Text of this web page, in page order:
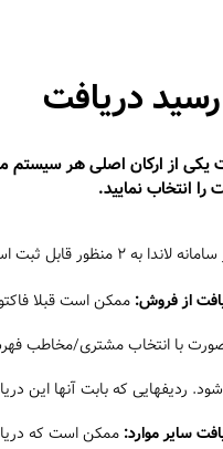
دریافت
یکی از ارکان اصلی هر سیستم
را انتخاب نمایید.
به 2 منظور قابل ثبت است:
از فروش: ممکن است قبلا
با انتخاب مشتری/مخاطب
ردیفهایی که بابت آنها این
سایر موارد: ممکن است که